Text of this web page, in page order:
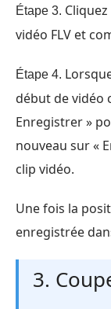
Étape 3.
vidéo FLV et
Étape 4.
début de vidéo
Enregistrer »
nouveau sur «
clip vidéo.
Une fois la
enregistrée
3.